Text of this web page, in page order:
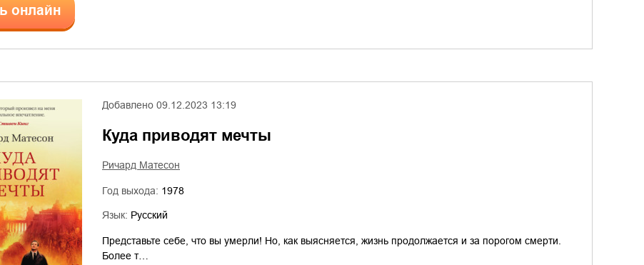
онлайн
Добавлено 09.12.2023 13:19
Куда приводят мечты
Ричард Матесон
Год выхода: 1978
Язык: Русский
Представьте себе, что вы умерли! Но, как выясняется, жизнь продолжается и за порогом смерти.
Более т…